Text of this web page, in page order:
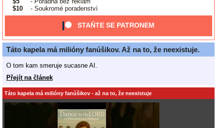
$10
- Soukromé poradenství
STAŇTE SE PATRONEM
Táto kapela má milióny fanúšikov. Až na to, že neexistuje.
O tom kam smeruje sucasne AI.
Přejít na článek
Táto kapela má milióny fanúšikov - až na to, že neexistuje